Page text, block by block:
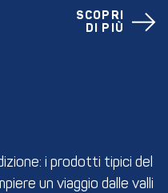
SCOPRI
DI PIÙ
i prodotti tipici del
un viaggio dalle valli